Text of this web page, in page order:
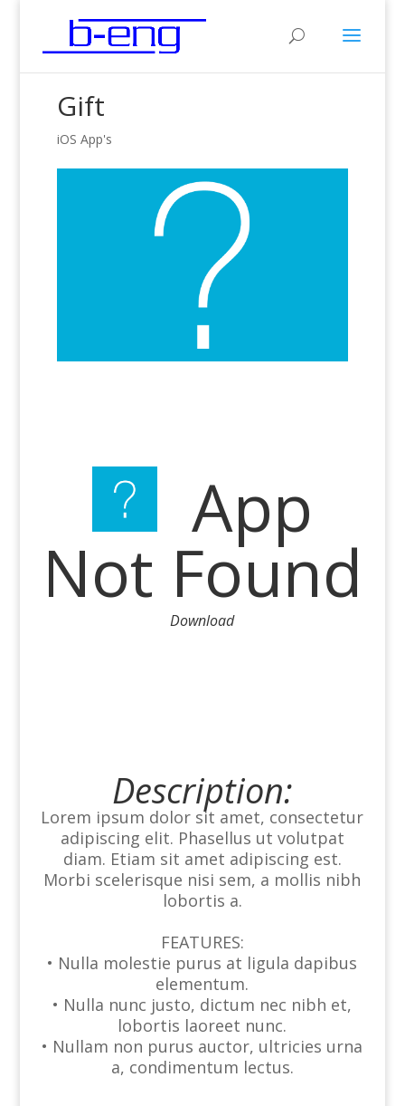
Gift
iOS App's
App
Not Found
Download
Description:
Lorem ipsum dolor sit amet, consectetur
adipiscing elit. Phasellus ut volutpat
diam. Etiam sit amet adipiscing est.
Morbi scelerisque nisi sem, a mollis nibh
lobortis a.
FEATURES:
• Nulla molestie purus at ligula dapibus
elementum.
• Nulla nunc justo, dictum nec nibh et,
lobortis laoreet nunc.
• Nullam non purus auctor, ultricies urna
a, condimentum lectus.